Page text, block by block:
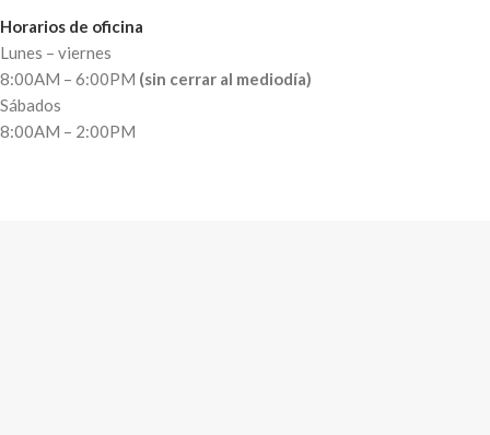
Horarios de oficina
Lunes – viernes
8:00AM – 6:00PM (sin cerrar al mediodía)
Sábados
8:00AM – 2:00PM